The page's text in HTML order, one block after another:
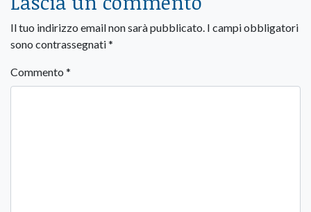
Il tuo indirizzo email non sarà pubblicato. I campi obbligatori
sono contrassegnati*
Commento *